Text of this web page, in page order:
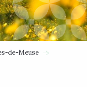
de-Meuse